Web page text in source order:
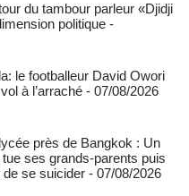
du tambour parleur «Djidji
politique -
le footballeur David Owori
à l’arraché - 07/08/2026
près de Bangkok : Un
ses grands-parents puis
se suicider - 07/08/2026